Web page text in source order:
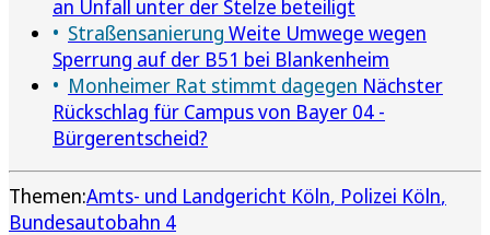
an Unfall unter der Stelze beteiligt
Straßensanierung Weite Umwege wegen
Sperrung auf der B51 bei Blankenheim
Monheimer Rat stimmt dagegen Nächster
Rückschlag für Campus von Bayer 04 -
Bürgerentscheid?
Themen:Amts- und Landgericht Köln Polizei Köln
Bundesautobahn 4